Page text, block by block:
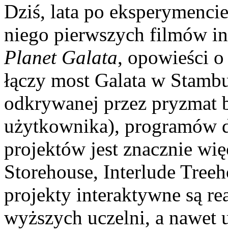
Dziś, lata po
niego pierwszych filmów
Planet Galata, opowieści
łączy most Galata w
odkrywanej przez pryzmat
użytkownika), programów
projektów jest znacznie
Storehouse, Interlude
projekty interaktywne są
wyższych uczelni, a nawet